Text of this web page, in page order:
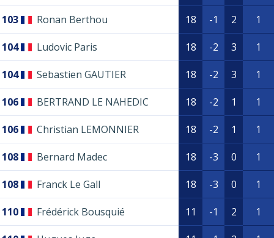
103 Ronan Berthou 18 -1 2 1
104 Ludovic Paris 18 -2 3 1
104 Sebastien GAUTIER 18 -2 3 1
106 BERTRAND LE NAHEDIC 18 -2 1 1
106 Christian LEMONNIER 18 -2 1 1
108 Bernard Madec 18 -3 0 1
108 Franck Le Gall 18 -3 0 1
110 Frédérick Bousquié 11 -1 2 1